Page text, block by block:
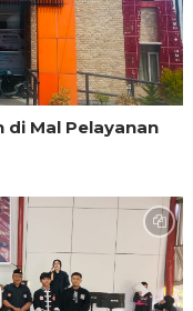
di Mal Pelayanan